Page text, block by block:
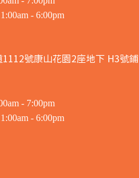
- 6:00pm
號康山花園2座地下 H3號鋪
- 7:00pm
- 6:00pm